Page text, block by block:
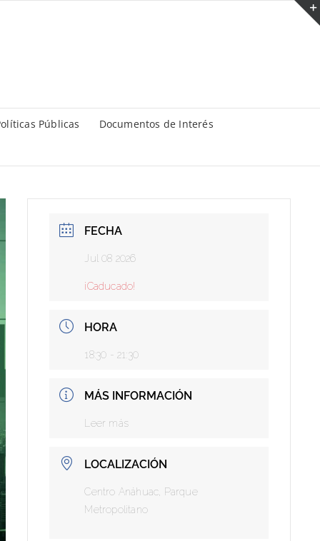
Públicas Documentos de Interés
FECHA
Jul 08 2026
¡Caducado!
HORA
18:30 - 21:30
MÁS INFORMACIÓN
Leer más
LOCALIZACIÓN
Centro Anáhuac, Parque
Metropolitano